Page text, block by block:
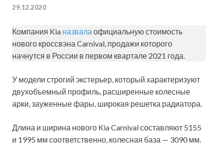
29.12.2020
Компания Kia назвала официальную стоимость
нового кроссвэна Carnival, продажи которого
начнутся в России в первом квартале 2021 года.
У модели строгий экстерьер, который характеризуют
двухобъемный профиль, расширенные колесные
арки, зауженные фары, широкая решетка радиатора.
Длина и ширина нового Kia Carnival составляют 5155
и 1995 мм соответственно, колесная база — 3090 мм.